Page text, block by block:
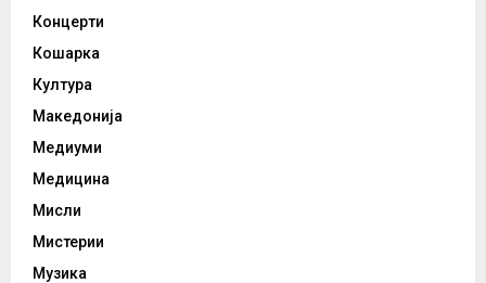
Концерти
Кошарка
Култура
Македонија
Медиуми
Медицина
Мисли
Мистерии
Музика